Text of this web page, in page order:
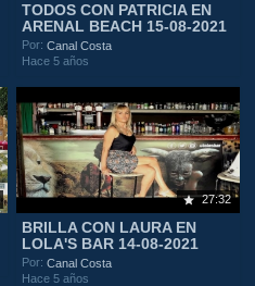
TODOS CON PATRICIA EN
ARENAL BEACH 15-08-2021
Por:Canal Costa
Hace 5 años
27:32
BRILLA CON LAURA EN
LOLA'S BAR 14-08-2021
Por:Canal Costa
Hace 5 años